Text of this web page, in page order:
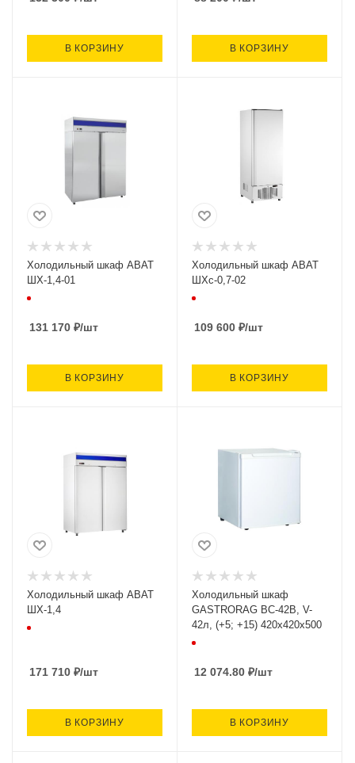
В КОРЗИНУ В КОРЗИНУ
Холодильный шкаф ABAT
ШХ-1,4-01
131 170 ₽/шт
В КОРЗИНУ
Холодильный шкаф ABAT
ШХс-0,7-02
109 600 ₽/шт
В КОРЗИНУ
Холодильный шкаф ABAT
ШХ-1,4
171 710 ₽/шт
В КОРЗИНУ
Холодильный шкаф
GASTRORAG BC-42B, V-
42л, (+5; +15) 420x420x500
12 074.80 ₽/шт
В КОРЗИНУ